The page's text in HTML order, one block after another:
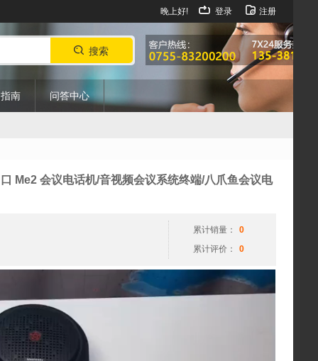
晚上好! 登录 注册
搜索
南 问答中心
Me2 会议电话机/音视频会议系统终端/八爪鱼会议电
累计销量：
0
累计评价：
0